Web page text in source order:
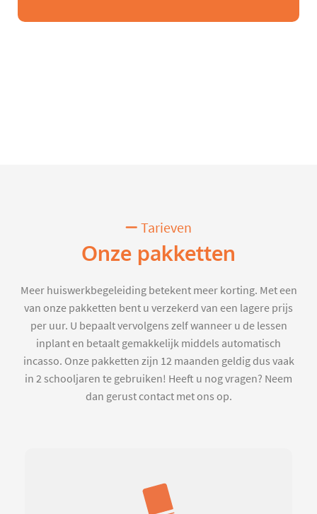
Tarieven
Onze pakketten
Meer huiswerkbegeleiding betekent meer korting. Met een
van onze pakketten bent u verzekerd van een lagere prijs
per uur. U bepaalt vervolgens zelf wanneer u de lessen
inplant en betaalt gemakkelijk middels automatisch
incasso. Onze pakketten zijn 12 maanden geldig dus vaak
in 2 schooljaren te gebruiken! Heeft u nog vragen? Neem
dan gerust contact met ons op.